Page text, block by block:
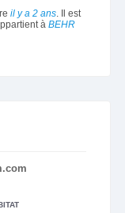
il y a 2 ans. Il est
à BEHR